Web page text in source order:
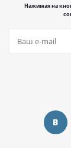
Нажимая на